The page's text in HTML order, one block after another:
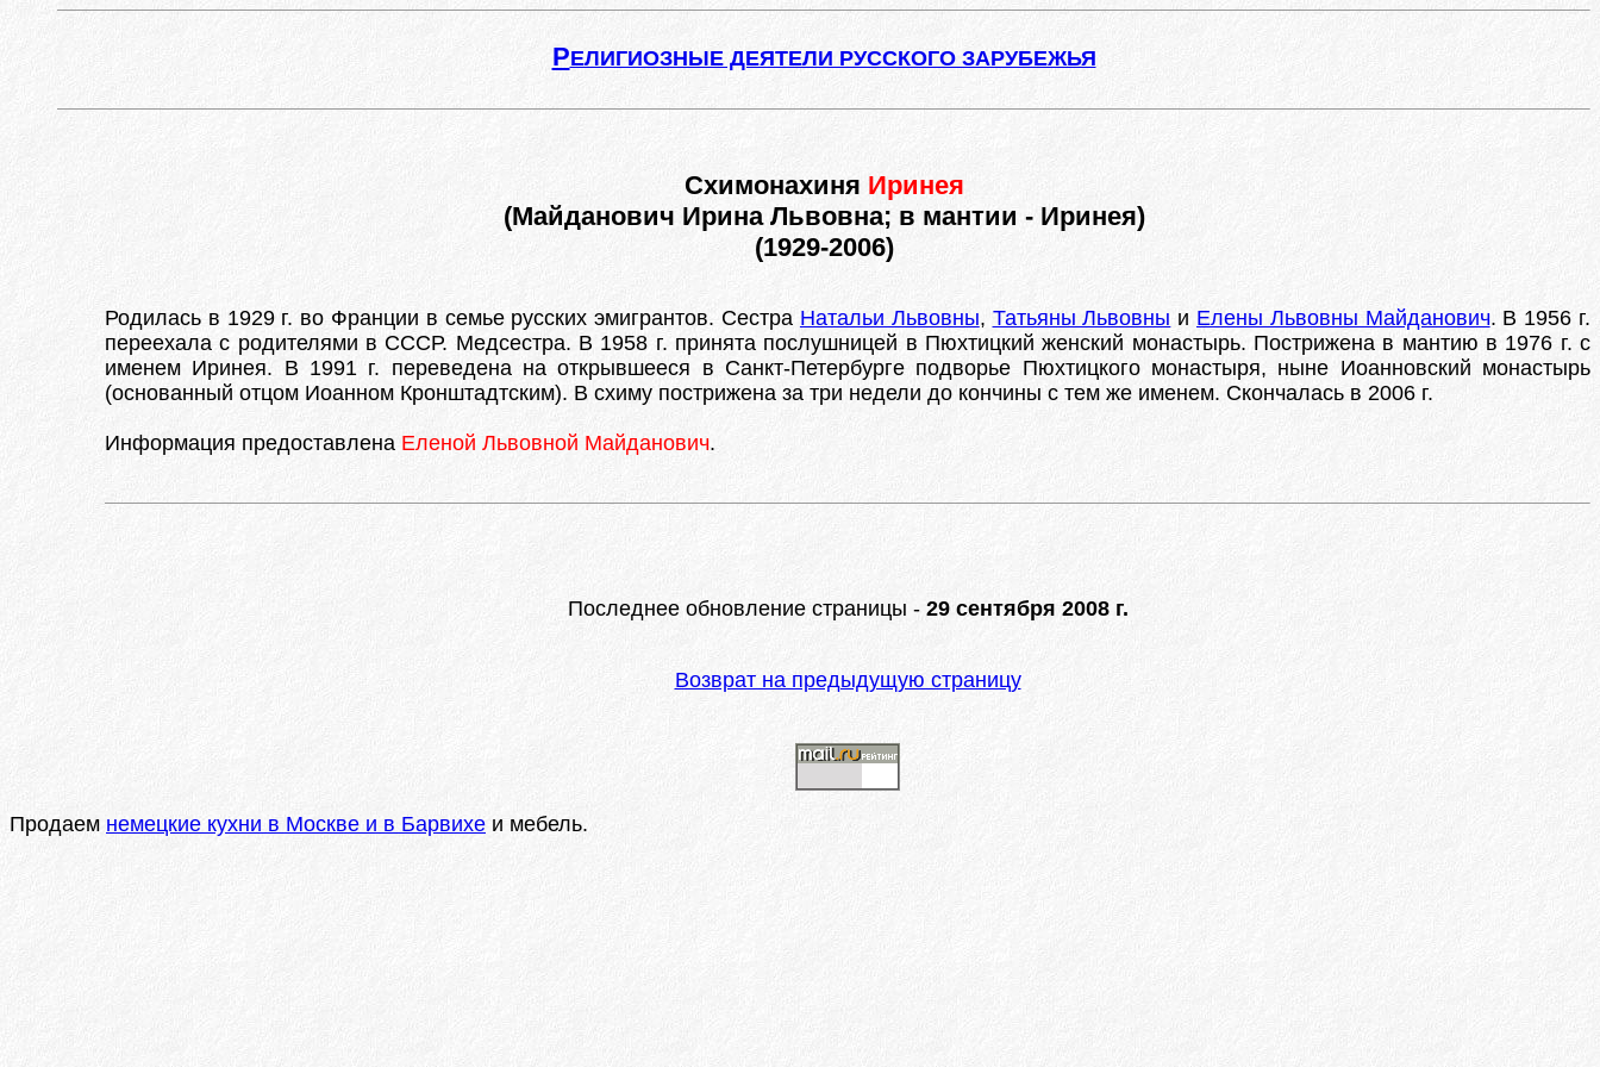
РЕЛИГИОЗНЫЕ ДЕЯТЕЛИ РУССКОГО ЗАРУБЕЖЬЯ
Схимонахиня Иринея
(Майданович Ирина Львовна; в мантии - Иринея)
(1929-2006)
Родилась в 1929 г. во Франции в семье русских эмигрантов. Сестра Натальи Львовны, Татьяны Львовны и Елены Львовны Майданович. В 1956 г.
переехала с родителями в СССР. Медсестра. В 1958 г. принята послушницей в Пюхтицкий женский монастырь. Пострижена в мантию в 1976 г. с
именем Иринея. В 1991 г. переведена на открывшееся в Санкт-Петербурге подворье Пюхтицкого монастыря, ныне Иоанновский монастырь
(основанный отцом Иоанном Кронштадтским). В схиму пострижена за три недели до кончины с тем же именем. Скончалась в 2006 г.
Информация предоставлена Еленой Львовной Майданович.
Последнее обновление страницы - 29 сентября 2008 г.
Возврат на предыдущую страницу
Продаем немецкие кухни в Москве и в Барвихе и мебель.